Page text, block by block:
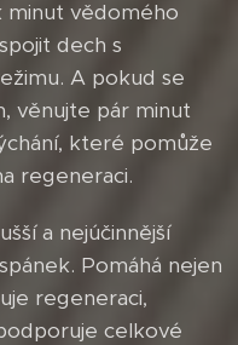
vědomého
dech s
A pokud se
věnujte pár minut
které pomůže
regeneraci.
a nejúčinnější
Pomáhá nejen
regeneraci,
celkové